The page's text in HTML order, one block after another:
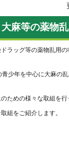
麻等の薬物
ラッグ等の薬物乱用
少年を中心に大麻の
ための様々な取組を行
組をご紹介します。